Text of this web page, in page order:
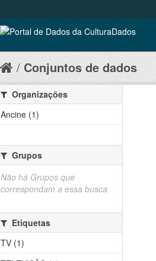
Conjuntos de dados
Organizações
Ancine (1)
Grupos
Não há Grupos que
correspondam a essa busca
Etiquetas
TV (1)